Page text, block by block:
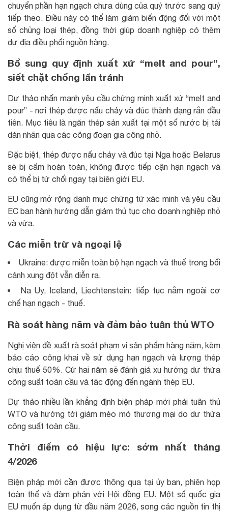
chuyển phần hạn ngạch chưa dùng của quý trước sang quý
tiếp theo. Điều này có thể làm giảm biến động đối với một
số chủng loại thép, đồng thời giúp doanh nghiệp có thêm
dư địa điều phối nguồn hàng.
Bổ sung quy định xuất xứ “melt and pour”,
siết chặt chống lẩn tránh
Dự thảo nhấn mạnh yêu cầu chứng minh xuất xứ “melt and
pour” - nơi thép được nấu chảy và đúc thành dạng rắn đầu
tiên. Mục tiêu là ngăn thép sản xuất tại một số nước bị tái
dán nhãn qua các công đoạn gia công nhỏ.
Đặc biệt, thép được nấu chảy và đúc tại Nga hoặc Belarus
sẽ bị cấm hoàn toàn, không được tiếp cận hạn ngạch và
có thể bị từ chối ngay tại biên giới EU.
EU cũng mở rộng danh mục chứng từ xác minh và yêu cầu
EC ban hành hướng dẫn giảm thủ tục cho doanh nghiệp nhỏ
và vừa.
Các miễn trừ và ngoại lệ
Ukraine: được miễn toàn bộ hạn ngạch và thuế trong bối
cảnh xung đột vẫn diễn ra.
Na Uy, Iceland, Liechtenstein: tiếp tục nằm ngoài cơ
chế hạn ngạch - thuế.
Rà soát hàng năm và đảm bảo tuân thủ WTO
Nghị viện đề xuất rà soát phạm vi sản phẩm hàng năm, kèm
báo cáo công khai về sử dụng hạn ngạch và lượng thép
chịu thuế 50%. Cứ hai năm sẽ đánh giá xu hướng dư thừa
công suất toàn cầu và tác động đến ngành thép EU.
Dự thảo nhiều lần khẳng định biện pháp mới phải tuân thủ
WTO và hướng tới giảm méo mó thương mại do dư thừa
công suất toàn cầu.
Thời điểm có hiệu lực: sớm nhất tháng
4/2026
Biện pháp mới cần được thông qua tại ủy ban, phiên họp
toàn thể và đàm phán với Hội đồng EU. Một số quốc gia
EU muốn áp dụng từ đầu năm 2026, song các nguồn tin thị